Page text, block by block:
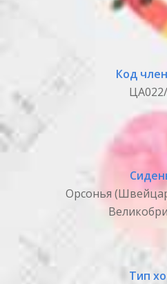
Код
Орсонья
Тип